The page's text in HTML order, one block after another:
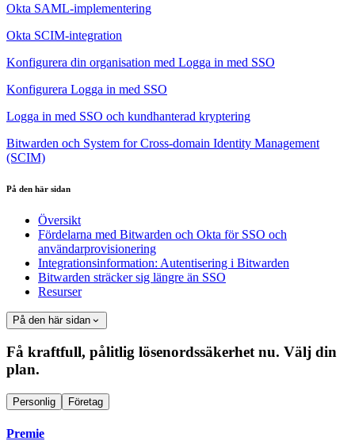
Okta SAML-implementering
Okta SCIM-integration
Konfigurera din organisation med Logga in med SSO
Konfigurera Logga in med SSO
Logga in med SSO och kundhanterad kryptering
Bitwarden och System for Cross-domain Identity Management
(SCIM)
På den här sidan
Översikt
Fördelarna med Bitwarden och Okta för SSO och
användarprovisionering
Integrationsinformation: Autentisering i Bitwarden
Bitwarden sträcker sig längre än SSO
Resurser
På den här sidan
Få kraftfull, pålitlig lösenordssäkerhet nu. Välj din
plan.
Personlig Företag
Premie